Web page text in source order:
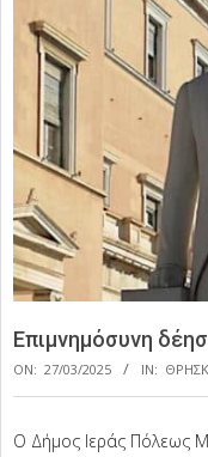
Επιμνημόσυνη
ON: 27/03/2025 IN:
Ο Δήμος Ιεράς Πόλεως